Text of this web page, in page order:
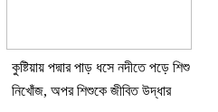
কুষ্টিয়ায় পদ্মার পাড় ধসে নদীতে পড়ে শিশু
নিখোঁজ, অপর শিশুকে জীবিত উদ্ধার